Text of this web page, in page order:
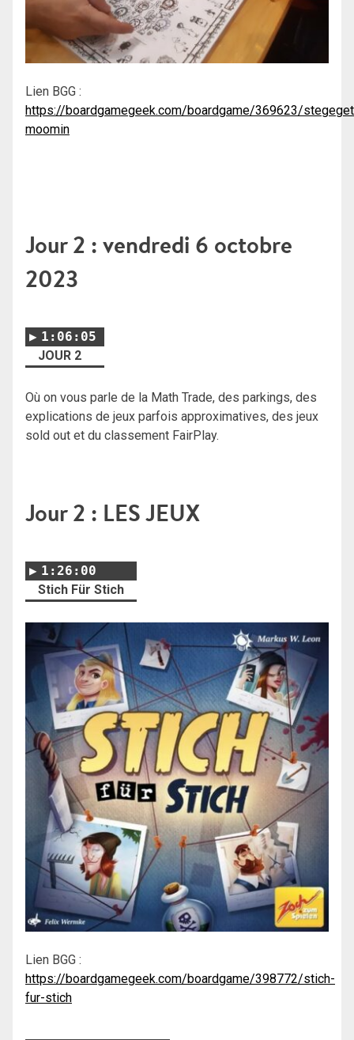
Lien BGG :
https://boardgamegeek.com/boardgame/369623/
moomin
Jour 2 : vendredi 6 octobre
2023
1:06:05
JOUR 2
Où on vous parle de la Math Trade, des parkings, des
explications de jeux parfois approximatives, des jeux
sold out et du classement FairPlay.
Jour 2 : LES JEUX
1:26:00
Stich Für Stich
Lien BGG :
https://boardgamegeek.com/boardgame/398772/stich-
fur-stich